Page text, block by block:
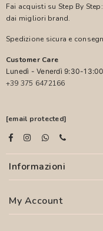
Fai acquisti su Step By
dai migliori brand.
Spedizione sicura e
Customer Care
Lunedì - Venerdì 9:30-
+39 375 6472166
[email protected]
Informazioni
My Account